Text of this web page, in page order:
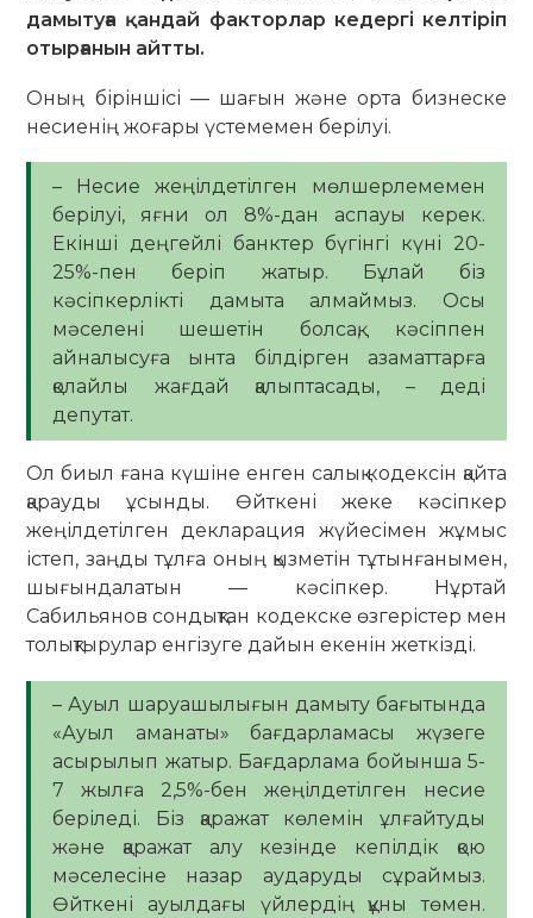
дамытуға қандай факторлар кедергі келтіріп
отырғанын айтты.
Оның біріншісі — шағын және орта бизнеске
несиенің жоғары үстемемен берілуі.
– Несие жеңілдетілген мөлшерлемемен
берілуі, яғни ол 8%-дан аспауы керек.
Екінші деңгейлі банктер бүгінгі күні 20-
25%-пен беріп жатыр. Бұлай біз
кәсіпкерлікті дамыта алмаймыз. Осы
мәселені шешетін болсақ, кәсіппен
айналысуға ынта білдірген азаматтарға
қолайлы жағдай қалыптасады, – деді
депутат.
Ол биыл ғана күшіне енген салық кодексін қайта
қарауды ұсынды. Өйткені жеке кәсіпкер
жеңілдетілген декларация жүйесімен жұмыс
істеп, заңды тұлға оның қызметін тұтынғанымен,
шығындалатын — кәсіпкер. Нұртай
Сабильянов сондықтан кодекске өзгерістер мен
толықтырулар енгізуге дайын екенін жеткізді.
– Ауыл шаруашылығын дамыту бағытында
«Ауыл аманаты» бағдарламасы жүзеге
асырылып жатыр. Бағдарлама бойынша 5-
7 жылға 2,5%-бен жеңілдетілген несие
беріледі. Біз қаражат көлемін ұлғайтуды
және қаражат алу кезінде кепілдік қою
мәселесіне назар аударуды сұраймыз.
Өйткені ауылдағы үйлердің құны төмен.